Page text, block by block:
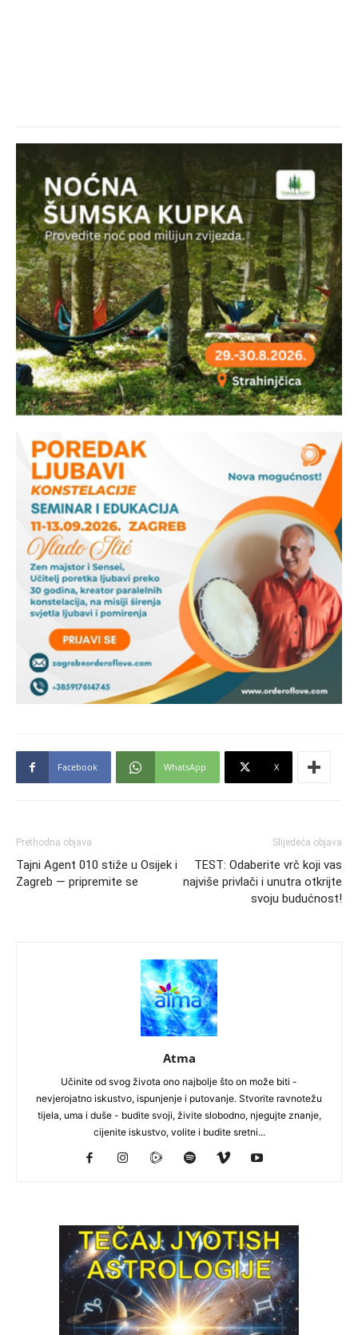
Facebook WhatsApp X
Prethodna objava
Tajni Agent 010 stiže u Osijek i
Zagreb — pripremite se
Slijedeća objava
TEST: Odaberite vrč koji vas
najviše privlači i unutra otkrijte
svoju budućnost!
Atma
Učinite od svog života ono najbolje što on može biti -
nevjerojatno iskustvo, ispunjenje i putovanje. Stvorite ravnotežu
tijela, uma i duše - budite svoji, živite slobodno, njegujte znanje,
cijenite iskustvo, volite i budite sretni...